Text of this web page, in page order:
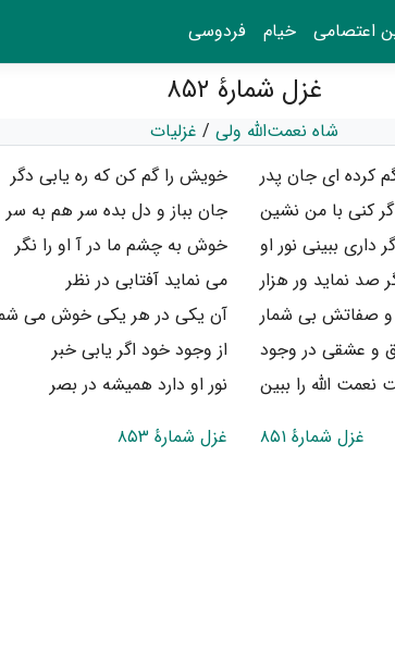
اعتصامی خیام فردوسی
غزل شمارهٔ ۸۵۲
شاه نعمت‌الله ولی / غزلیات
گم کرده ای جان پدر
خویش را گم کن که ره یابی دگر
کنی با من نشین
جان بباز و دل بده سر هم به سر
داری ببینی نور او
خوش به چشم ما در آ او را نگر
صد نماید ور هزار
می نماید آفتابی در نظر
صفاتش بی شمار
آن یکی در هر یکی خوش می
و عشقی در وجود
از وجود خود اگر یابی خبر
الله را ببین
نور او دارد همیشه در بصر
غزل شمارهٔ ۸۵۱
غزل شمارهٔ ۸۵۳